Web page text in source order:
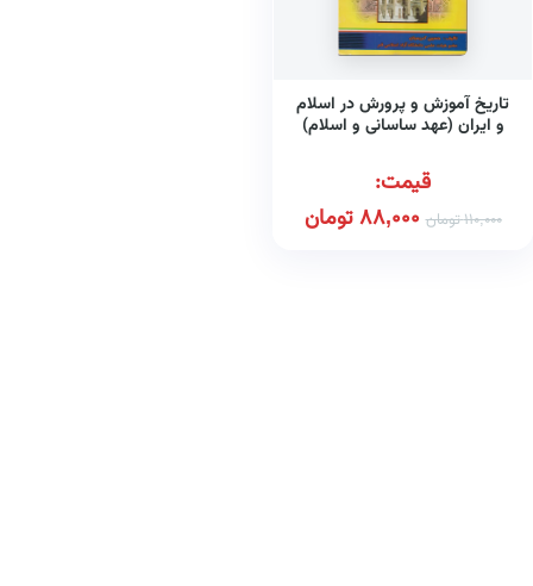
تاریخ آموزش و پرورش در اسلام
و ایران (عهد ساسانی و اسلام)
قیمت:
110,000تومان 88,000تومان